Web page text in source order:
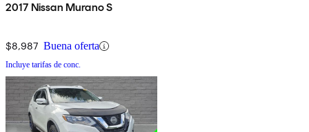
2017 Nissan Murano S
$8,987 Buena oferta
Incluye tarifas de conc.